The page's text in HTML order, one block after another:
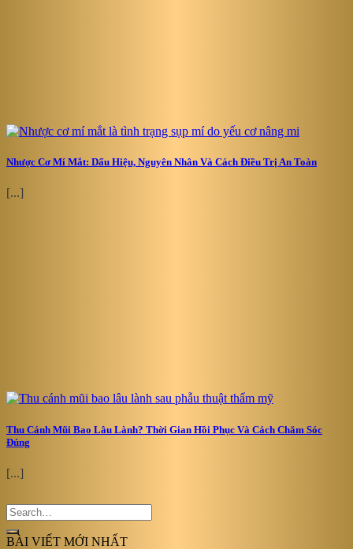
Nhược Cơ Mí Mắt: Dấu Hiệu, Nguyên Nhân Và Cách Điều Trị An Toàn
[...]
Thu Cánh Mũi Bao Lâu Lành? Thời Gian Hồi Phục Và Cách Chăm Sóc
Đúng
[...]
BÀI VIẾT MỚI NHẤT